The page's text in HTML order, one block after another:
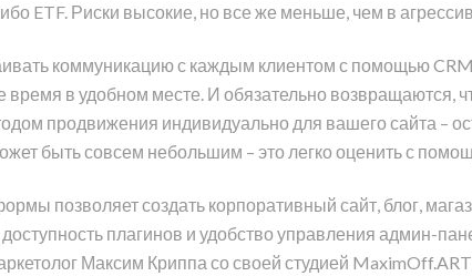
ETF. Риски высокие, но все же меньше, чем в
коммуникацию с каждым клиентом с помощью
время в удобном месте. И обязательно возвращаются,
продвижения индивидуально для вашего сайта –
быть совсем небольшим – это легко оценить с
позволяет создать корпоративный сайт, блог,
плагинов и удобство управления админ-
Максим Криппа со своей студией